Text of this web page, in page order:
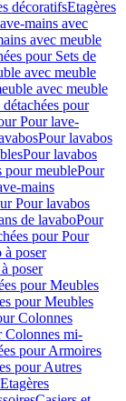
décoratifsEtagères
mains avec
avec meuble
pour Sets de
avec meuble
avec meuble
détachées pour
Pour lave-
Pour lavabos
Pour lavabos
pour meublePour
mains
Pour lavabos
de lavaboPour
pour Pour
à poser
poser
pour Meubles
pour Meubles
Colonnes
Colonnes mi-
pour Armoires
pour Autres